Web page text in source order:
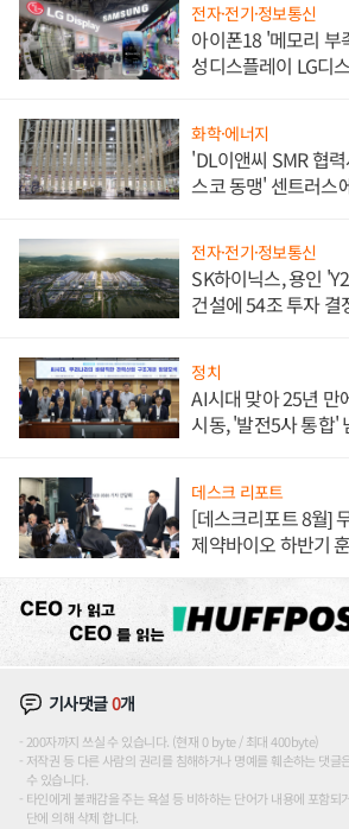
전자·전기·정보통신
아이폰18 '메모리 부
성디스플레이 LG디
화학·에너지
'DL이앤씨 SMR 협
스코 동맹' 센트러스
전자·전기·정보통신
SK하이닉스, 용인
건설에 54조 투자 결
정치
AI시대 맞아 25년 만
시동, '발전5사 통합'
데스크 리포트
[데스크리포트 8월]
제약바이오 하반기
기사댓글0개
200자까지 쓰실 수 있습니다. (현재 0 byte / 최대 400byte)
저작권 등 다른 사람의 권리를 침해하거나 명예를 훼손하는 댓글
수 있습니다.
타인에게 불쾌감을 주는 욕설 등 비하하는 단어가 내용에 포함되
단에 의해 삭제 합니다.